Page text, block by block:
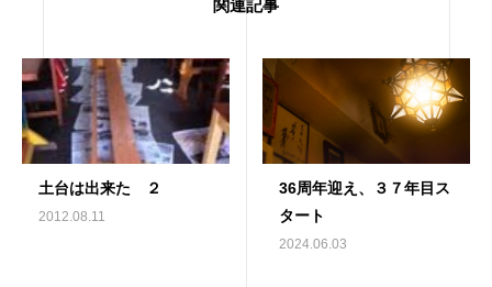
関連記事
土台は出来た ２
2012.08.11
36周年迎え、３７年目ス
タート
2024.06.03